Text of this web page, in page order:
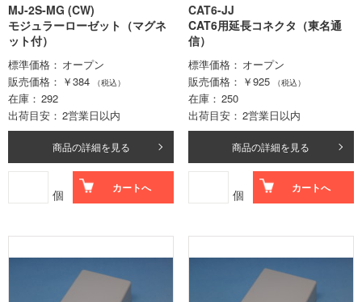
MJ-2S-MG (CW)
モジュラーローゼット（マグネ
ット付）
標準価格
オープン
販売価格
￥384 （税込）
在庫
292
出荷目安
2営業日以内
商品の詳細を見る
個 カートへ
CAT6-JJ
CAT6用延長コネクタ（東名通
信）
標準価格
オープン
販売価格
￥925 （税込）
在庫
250
出荷目安
2営業日以内
商品の詳細を見る
個 カートへ